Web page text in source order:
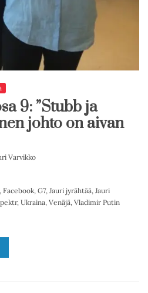
9: ”Stubb ja
johto on aivan
Varvikko
, Facebook, G7, Jauri jyrähtää, Jauri
, Ukraina, Venäjä, Vladimir Putin